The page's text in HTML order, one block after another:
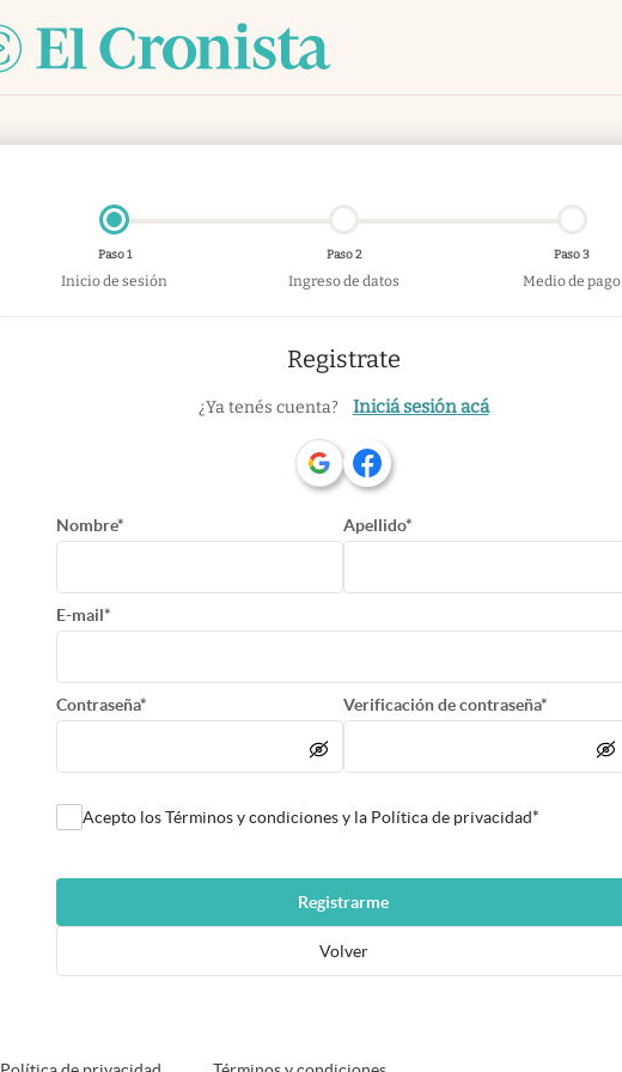
Paso 1
Inicio de sesión
Paso 2
Ingreso de datos
Paso 3
Medio de pago
Registrate
¿Ya tenés cuenta? Iniciá sesión acá
Nombre* Apellido*
E-mail*
Contraseña* Verificación de contraseña*
Acepto los Términos y condiciones y la Política de privacidad*
Registrarme
Volver